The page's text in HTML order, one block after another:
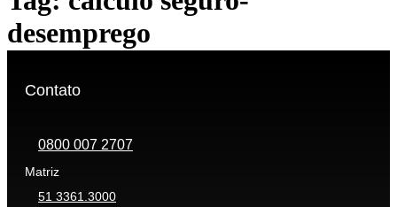
desemprego
Contato
0800 007 2707
Matriz
51 3361.3000